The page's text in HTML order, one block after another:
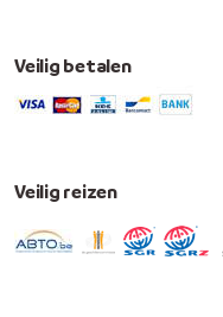
Veilig betalen
Veilig reizen